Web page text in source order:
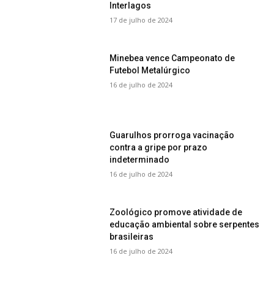
Interlagos
17 de julho de 2024
Minebea vence Campeonato de
Futebol Metalúrgico
16 de julho de 2024
Guarulhos prorroga vacinação
contra a gripe por prazo
indeterminado
16 de julho de 2024
Zoológico promove atividade de
educação ambiental sobre serpentes
brasileiras
16 de julho de 2024